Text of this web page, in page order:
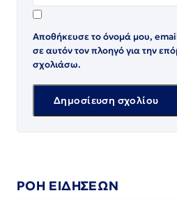
Αποθήκευσε το όνομά μου,
σε αυτόν τον πλοηγό για την
σχολιάσω.
ΡΟΗ ΕΙΔΗΣΕΩΝ